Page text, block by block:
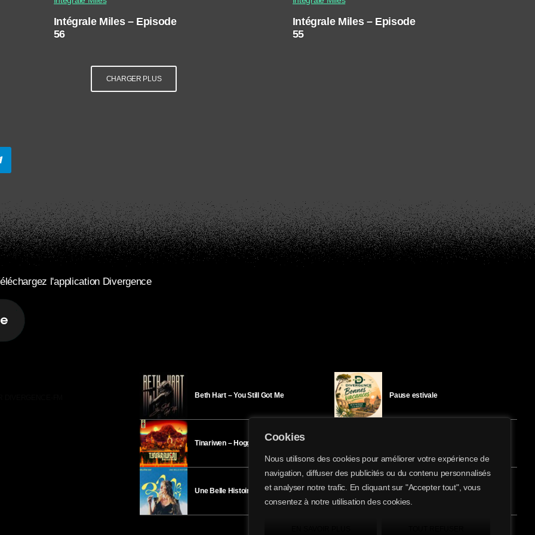
Cookies
Nous utilisons des cookies pour améliorer votre expérience de
navigation, diffuser des publicités ou du contenu personnalisés
et analyser notre trafic. En cliquant sur "Accepter tout", vous
consentez à notre utilisation des cookies.
share
email
Intégrale Miles – Episode
56
Intégrale Miles – Episode
55
CHARGER PLUS
l'application Divergence
Beth Hart – You Still Got Me
Tinariwen – Hoggar
Une Belle Histoire – Héloïse Bay
Pause estivale
Ici l’Ombre – mardi 28 juillet